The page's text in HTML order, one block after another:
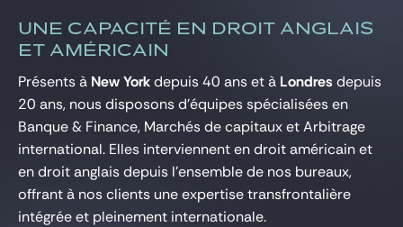
Notre cabinet
Carrière
Gide Pro Bono et RSE
Blog Real Estate
Contact
UNE CAPACITÉ EN DROIT ANGLAIS
ET AMÉRICAIN
Présents à New Yorkdepuis 40 ans et à Londres depuis
20 ans, nous disposons d’équipes spécialisées en
Banque & Finance, Marchés de capitaux et Arbitrage
international. Elles interviennent en droit américain et
en droit anglais depuis l’ensemble de nos bureaux,
offrant à nos clients une expertise transfrontalière
intégrée et pleinement internationale.